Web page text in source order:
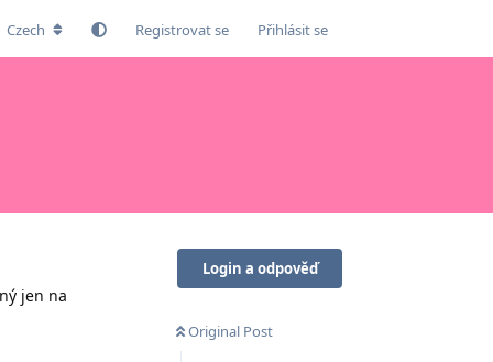
Czech Registrovat se Přihlásit se
Login a odpověď
Original Post
jen na